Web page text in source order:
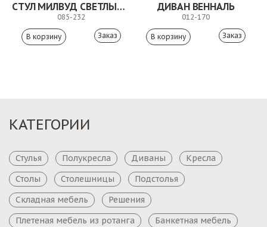
СТУЛ МИЛВУД СВЕТЛЫЙ ШЕЛК
085-232
Заказ
ДИВАН ВЕННАЛЬ
012-170
Заказ
КАТЕГОРИИ
Стулья Полукресла Диваны
Кресла
Столы
Столешницы
Подстолья
Складная мебель
Решения
Плетеная мебель из ротанга
Банкетная мебель